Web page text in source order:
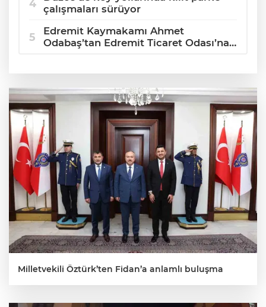
çalışmaları sürüyor
Edremit Kaymakamı Ahmet
Odabaş’tan Edremit Ticaret Odası’na
Milletvekili Öztürk’ten Fidan’a anlamlı buluşma